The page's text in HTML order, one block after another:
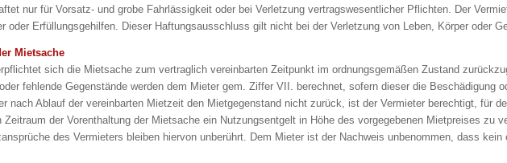
nur für Vorsatz- und grobe Fahrlässigkeit oder bei Verletzung vertragswesentlicher Pflichten. Der
oder Erfüllungsgehilfen. Dieser Haftungsausschluss gilt nicht bei der Verletzung von Leben, Körper oder
Mietsache
sich die Mietsache zum vertraglich vereinbarten Zeitpunkt im ordnungsgemäßen Zustand
fehlende Gegenstände werden dem Mieter gem. Ziffer VII. berechnet, sofern dieser die Beschädigung
nach Ablauf der vereinbarten Mietzeit den Mietgegenstand nicht zurück, ist der Vermieter berechtigt, für
Zeitraum der Vorenthaltung der Mietsache ein Nutzungsentgelt in Höhe des vorgegebenen Mietpreises zu
des Vermieters bleiben hiervon unberührt. Dem Mieter ist der Nachweis unbenommen, dass kein